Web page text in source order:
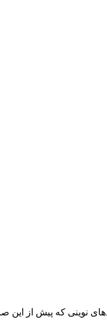
نوینی که پیش از